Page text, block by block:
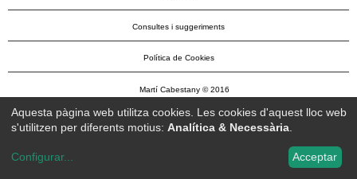
Consultes i suggeriments
Política de Cookies
Martí Cabestany © 2016
Aquesta pàgina web utilitza cookies. Les cookies d'aquest lloc web
s'utilitzen per diferents motius: Analítica & Necessària
Configurar... Acceptar